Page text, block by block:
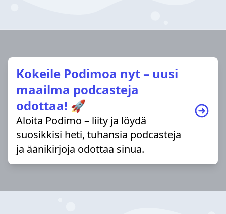
Kokeile Podimoa nyt – uusi
maailma podcasteja
odottaa! 🚀
Aloita Podimo – liity ja löydä
suosikkisi heti, tuhansia podcasteja
ja äänikirjoja odottaa sinua.